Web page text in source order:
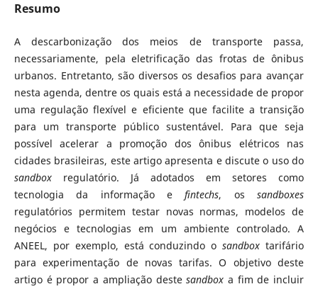
Resumo
A descarbonização dos meios de transporte passa,
necessariamente, pela eletrificação das frotas de ônibus
urbanos. Entretanto, são diversos os desafios para avançar
nesta agenda, dentre os quais está a necessidade de propor
uma regulação flexível e eficiente que facilite a transição
para um transporte público sustentável. Para que seja
possível acelerar a promoção dos ônibus elétricos nas
cidades brasileiras, este artigo apresenta e discute o uso do
sandbox regulatório. Já adotados em setores como
tecnologia da informação efintechs, ossandboxes
regulatórios permitem testar novas normas, modelos de
negócios e tecnologias em um ambiente controlado. A
ANEEL, por exemplo, está conduzindo o sandbox tarifário
para experimentação de novas tarifas. O objetivo deste
artigo é propor a ampliação destesandbox a fim de incluir